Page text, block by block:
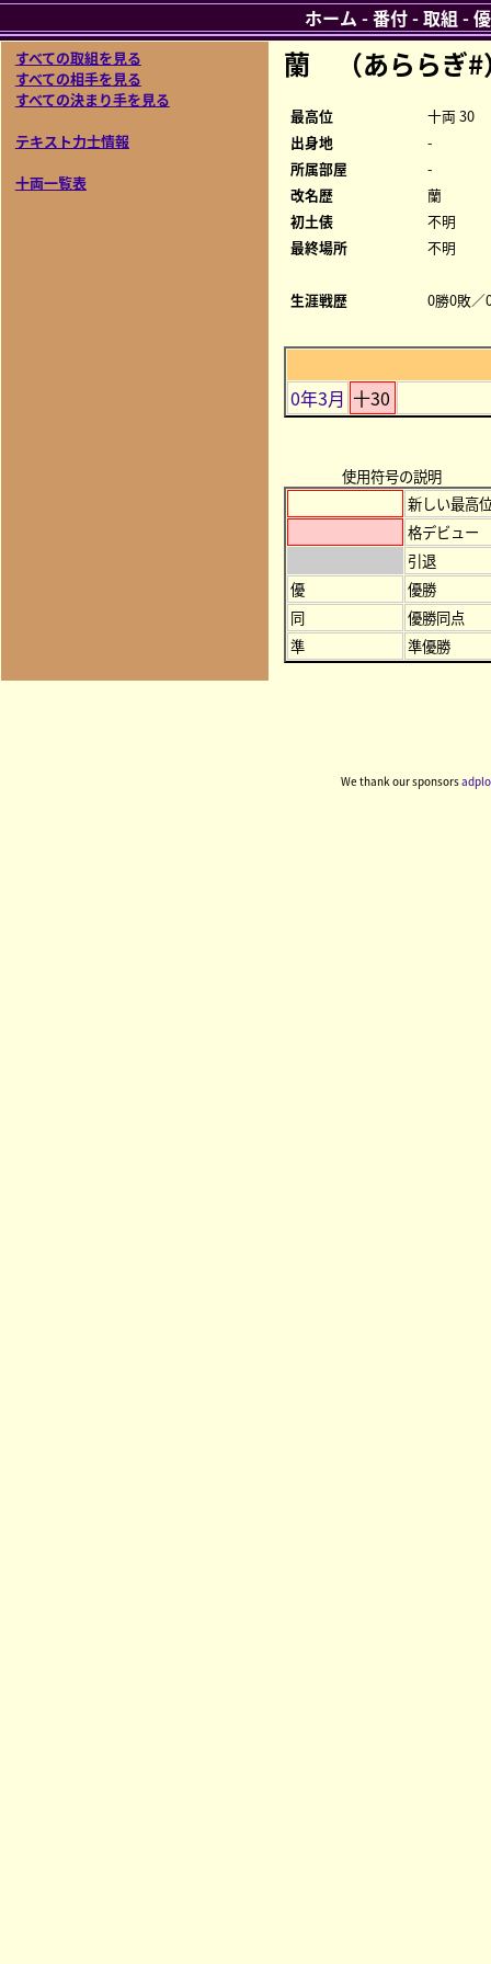
すべての取組を見る
すべての相手を見る
すべての決まり手を見る
テキスト力士情報
十両一覧表
蘭 （あららぎ#
最高位
十両 30
出身地
-
所属部屋
-
改名歴
蘭
初土俵
不明
最終場所
不明
生涯戦歴 0勝0敗／
0年3月 十30
使用符号の説明
新しい最高
格デビュー
引退
優
優勝
同
優勝同点
準
準優勝
ホーム -番付-取組 -
We thank our sponsors